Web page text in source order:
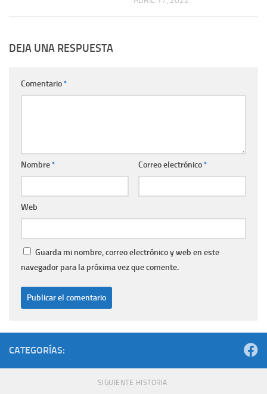
DEJA UNA RESPUESTA
Comentario*
Nombre* Correo electrónico*
Web
Guarda mi nombre, correo electrónico y web en este
navegador para la próxima vez que comente.
CATEGORÍAS:
SIGUIENTE HISTORIA